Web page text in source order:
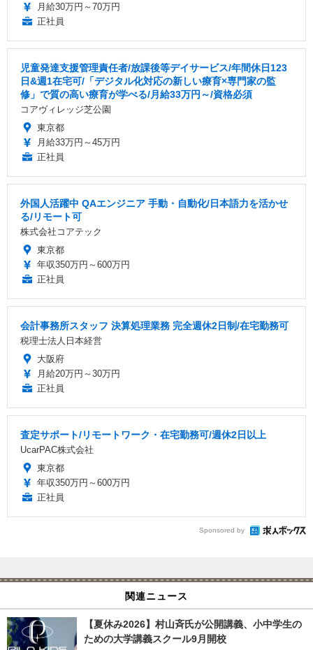
月給30万円～70万円
正社員
児童発達支援管理責任者/放課後等デイサービス/年間休日123
日&週1在宅可/「デジタル化対応の新しい療育×専門家の監
修」で質の高い療育が学べる/月給33万円～/資格必須
コアヴィレッジ芝公園
東京都
月給33万円～45万円
正社員
外国人活躍中 QAエンジニア 手動・自動化/日本語力を活かせ
る/リモート可
株式会社コアテック
東京都
年収350万円～600万円
正社員
会計事務所スタッフ 決算処理業務 完全週休2日制/在宅勤務可
税理士法人日本経営
大阪府
月給20万円～30万円
正社員
査定サポート/リモートワーク・在宅勤務可/週休2日以上
UcarPAC株式会社
東京都
年収350万円～600万円
正社員
Sponsored by
関連ニュース
【夏休み2026】村山斉氏が公開講義、小中学生の
ための大学講義スクール9月開校